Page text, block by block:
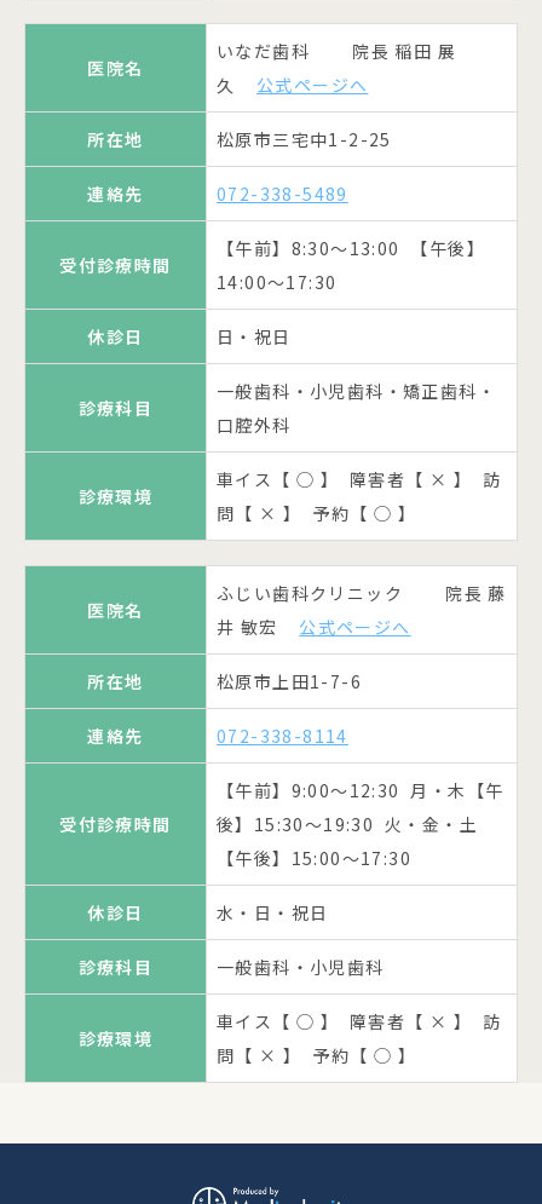
医院名
いなだ歯科 院長 稲田 展
久 公式ページへ
所在地 松原市三宅中1-2-25
連絡先 072-338-5489
受付診療時間
【午前】8:30～13:00 【午後】
14:00～17:30
休診日 日・祝日
診療科目
一般歯科・小児歯科・矯正歯科・
口腔外科
診療環境
車イス【 ◯ 】 障害者【 × 】 訪
問【 × 】 予約【 ◯ 】
医院名
ふじい歯科クリニック 院長 藤
井 敏宏 公式ページへ
所在地 松原市上田1-7-6
連絡先 072-338-8114
受付診療時間
【午前】9:00～12:30 月・木【午
後】15:30～19:30 火・金・土
【午後】15:00～17:30
休診日 水・日・祝日
診療科目 一般歯科・小児歯科
診療環境
車イス【 ◯ 】 障害者【 × 】 訪
問【 × 】 予約【 ◯ 】
木・日・祝日
一般歯科・小児歯科・口腔外科
診療環境
車イス【 ◯ 】 障害者【 ◯ 】 訪
問【 × 】 予約【 ◯ 】
医院名 西本歯科医院
所在地 松原市上田5-11-1西本ビル2F
連絡先 072-334-2100
【午前】9:30～12:30 【午後】
14:00～18:30
木・日・祝日
診療科目 一般歯科
車イス【 × 】 障害者【 ◯ 】 訪
問【 × 】 予約【 ◯ 】
いけおか歯科医院 院長 池
岡 岳公式ページへ
所在地 松原市上田5-11-34
連絡先 072-321-2010
受付診療時間
【午前】8:30～12:00 【午後】
14:00～18:00 土【午前】12:00
迄
日・祝日
松原徳洲会病院 歯科口腔外
科公式ページへ
所在地 松原市天美東7-13-26
連絡先 072-334-3400
受付診療時間
【午前】9:00～12:00 【午後】
14:00～17:00 一般治療はリスク
患者に限定
休診日 土午後・日・祝日
診療科目 一般歯科・口腔外科
車イス【 ◯ 】 障害者【 × 】 訪
問【 × 】 予約【 ◯ 】
とも歯科クリニック 院長 久
保 知一公式ページへ
所在地
松原市天美南3丁目15番57号 天美
ビル1F
連絡先 072-338-2244
受付診療時間
【午前】9:00～13:00 【午後】
15:00～20:00
休診日 水午後・土午後・日・祝日
診療科目
一般歯科・小児歯科・口腔外科・
予防歯科・審美歯科
診療環境
車イス【 ○ 】 障害者【 × 】 訪
問【 × 】 予約【 ○ 】
かねだ歯科クリニック 院長 金